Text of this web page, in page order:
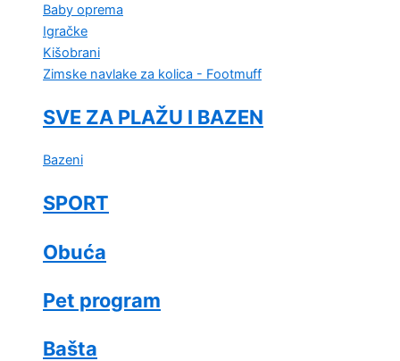
Baby oprema
Igračke
Kišobrani
Zimske navlake za kolica - Footmuff
SVE ZA PLAŽU I BAZEN
Bazeni
SPORT
Obuća
Pet program
Bašta